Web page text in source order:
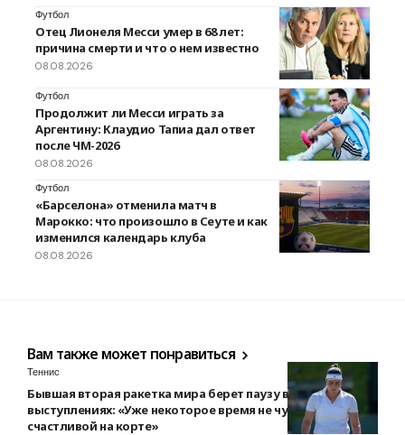
Футбол
Отец Лионеля Месси умер в 68 лет:
причина смерти и что о нем известно
08.08.2026
Футбол
Продолжит ли Месси играть за
Аргентину: Клаудио Тапиа дал ответ
после ЧМ-2026
08.08.2026
Футбол
«Барселона» отменила матч в
Марокко: что произошло в Сеуте и как
изменился календарь клуба
08.08.2026
Вам также может понравиться
Теннис
Бывшая вторая ракетка мира берет паузу в
выступлениях: «Уже некоторое время не чувствую себя
счастливой на корте»